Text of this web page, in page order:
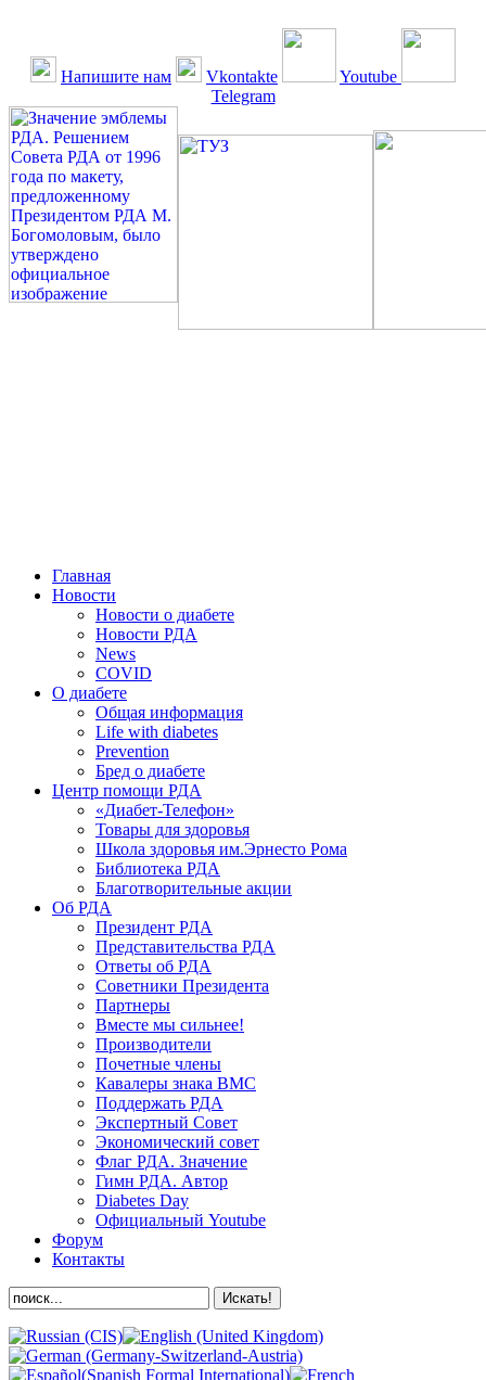
Напишите нам Vkontakte
Youtube
Telegram
Главная
Новости
Новости о диабете
Новости РДА
News
COVID
О диабете
Общая информация
Life with diabetes
Prevention
Бред о диабете
Центр помощи РДА
«Диабет-Телефон»
Товары для здоровья
Школа здоровья им.Эрнесто Рома
Библиотека РДА
Благотворительные акции
Об РДА
Президент РДА
Представительства РДА
Ответы об РДА
Советники Президента
Партнеры
Вместе мы сильнее!
Производители
Почетные члены
Кавалеры знака ВМС
Поддержать РДА
Экспертный Совет
Экономический совет
Флаг РДА. Значение
Гимн РДА. Автор
Diabetes Day
Официальный Youtube
Форум
Контакты